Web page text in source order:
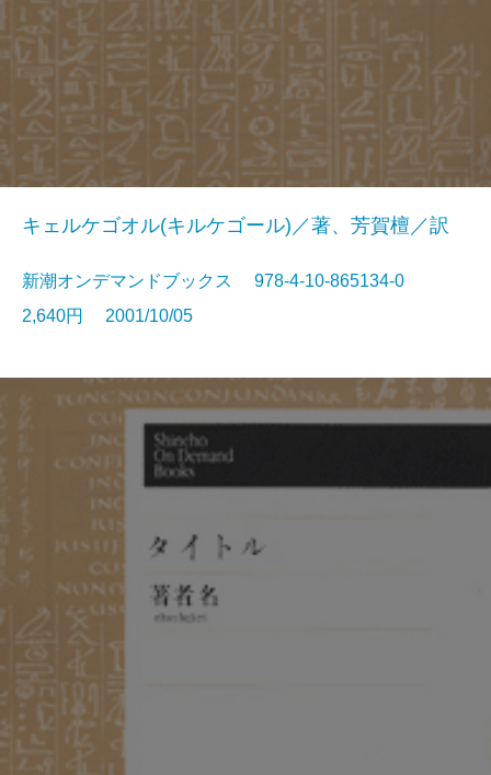
キェルケゴオル(キルケゴール)／著、芳賀檀／訳
新潮オンデマンドブックス 978-4-10-865134-0
2,640円 2001/10/05